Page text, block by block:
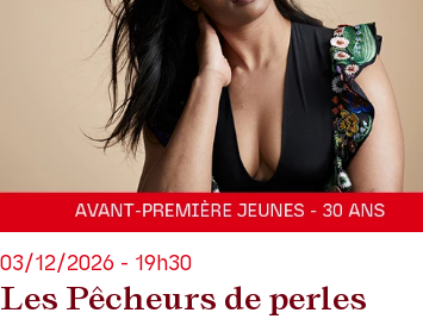
Les Pêcheurs de perles
03/12/2026 - 19h30